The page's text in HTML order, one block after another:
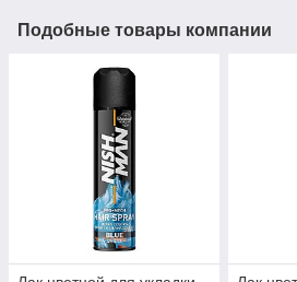
Подобные товары компании